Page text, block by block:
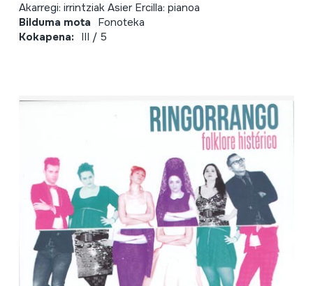
Akarregi: irrintziak Asier Ercilla: pianoa
Bilduma mota Fonoteka
Kokapena: III / 5